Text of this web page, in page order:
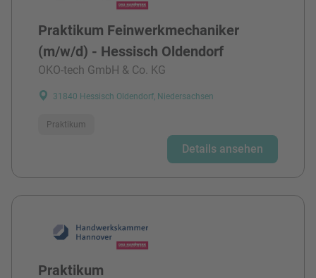
Praktikum Feinwerkmechaniker
(m/w/d) - Hessisch Oldendorf
OKO-tech GmbH & Co. KG
31840 Hessisch Oldendorf, Niedersachsen
Praktikum
Details ansehen
Praktikum